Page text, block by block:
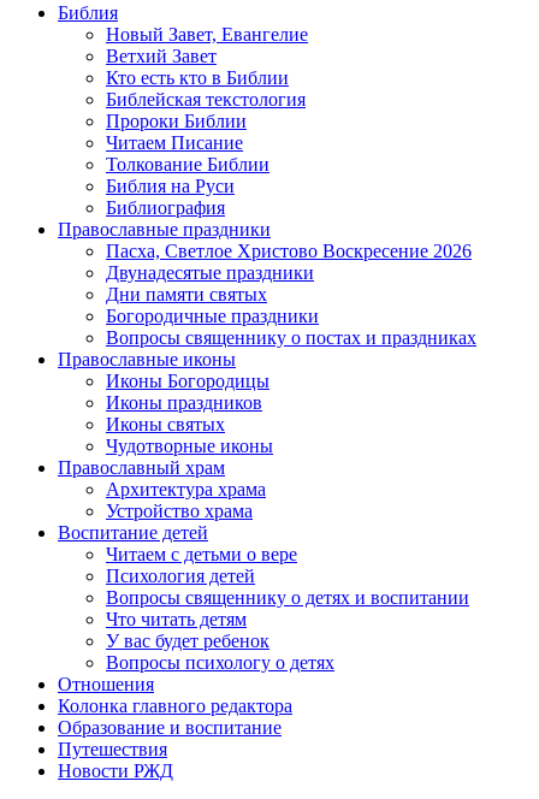
Библия
Новый Завет, Евангелие
Ветхий Завет
Кто есть кто в Библии
Библейская текстология
Пророки Библии
Читаем Писание
Толкование Библии
Библия на Руси
Библиография
Православные праздники
Пасха, Светлое Христово Воскресение 2026
Двунадесятые праздники
Дни памяти святых
Богородичные праздники
Вопросы священнику о постах и праздниках
Православные иконы
Иконы Богородицы
Иконы праздников
Иконы святых
Чудотворные иконы
Православный храм
Архитектура храма
Устройство храма
Воспитание детей
Читаем с детьми о вере
Психология детей
Вопросы священнику о детях и воспитании
Что читать детям
У вас будет ребенок
Вопросы психологу о детях
Отношения
Колонка главного редактора
Образование и воспитание
Путешествия
Новости РЖД